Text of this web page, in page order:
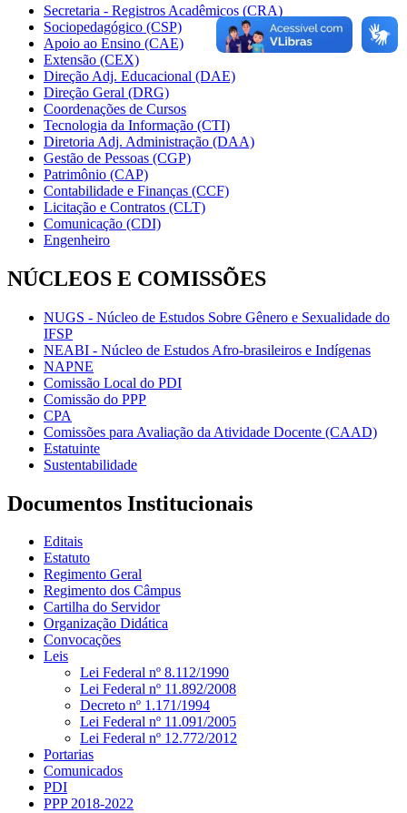
Secretaria - Registros Acadêmicos (CRA)
Sociopedagógico (CSP)
Apoio ao Ensino (CAE)
Extensão (CEX)
Direção Adj. Educacional (DAE)
Direção Geral (DRG)
Coordenações de Cursos
Tecnologia da Informação (CTI)
Diretoria Adj. Administração (DAA)
Gestão de Pessoas (CGP)
Patrimônio (CAP)
Contabilidade e Finanças (CCF)
Licitação e Contratos (CLT)
Comunicação (CDI)
Engenheiro
NÚCLEOS E COMISSÕES
NUGS - Núcleo de Estudos Sobre Gênero e Sexualidade do
IFSP
NEABI - Núcleo de Estudos Afro-brasileiros e Indígenas
NAPNE
Comissão Local do PDI
Comissão do PPP
CPA
Comissões para Avaliação da Atividade Docente (CAAD)
Estatuinte
Sustentabilidade
Documentos Institucionais
Editais
Estatuto
Regimento Geral
Regimento dos Câmpus
Cartilha do Servidor
Organização Didática
Convocações
Leis
Lei Federal nº 8.112/1990
Lei Federal nº 11.892/2008
Decreto nº 1.171/1994
Lei Federal nº 11.091/2005
Lei Federal nº 12.772/2012
Portarias
Comunicados
PDI
PPP 2018-2022